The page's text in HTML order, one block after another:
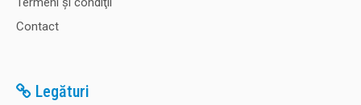
Contact
Legături